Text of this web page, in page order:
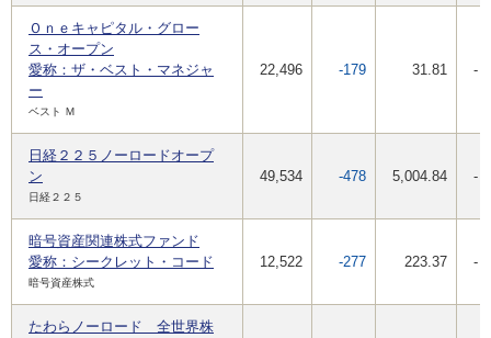
Ｏｎｅキャピタル・グロー
ス・オープン
愛称：ザ・ベスト・マネジャ
ー
ベスト Ｍ
22,496 -179 31.81 -
日経２２５ノーロードオープ
ン
日経２２５
49,534 -478 5,004.84 -
暗号資産関連株式ファンド
愛称：シークレット・コード
暗号資産株式
12,522 -277 223.37 -
たわらノーロード 全世界株